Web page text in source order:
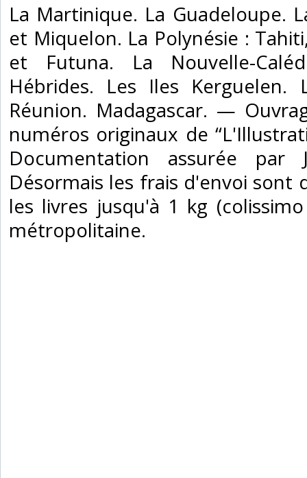
‎La Martinique. La Guadeloupe.
et Miquelon. La Polynésie :
et Futuna. La Nouvelle-
Hébrides. Les Iles Kerguelen.
Réunion. Madagascar. —
numéros originaux de
Documentation assurée par
Désormais les frais d'envoi sont
les livres jusqu'à 1 kg
métropolitaine.‎